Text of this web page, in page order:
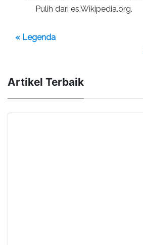
Pulih dari es.Wikipedia.org.
« Legenda
Artikel Terbaik